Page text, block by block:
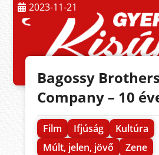
2023-11-21
Bagossy Brothers
Company – 10
Film Ifjúság
Kultúra
Múlt, jelen, jövő
Zene